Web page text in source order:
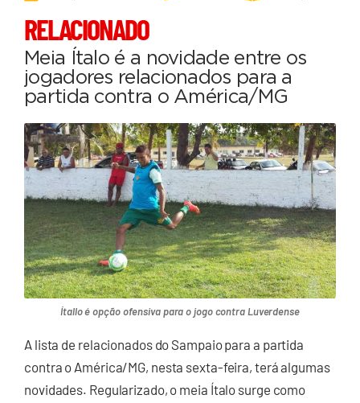
RELACIONADO
Meia Ítalo é a novidade entre os
jogadores relacionados para a
partida contra o América/MG
Ítallo é opção ofensiva para o jogo contra Luverdense
A lista de relacionados do Sampaio para a partida
contra o América/MG, nesta sexta-feira, terá algumas
novidades. Regularizado, o meia Ítalo surge como